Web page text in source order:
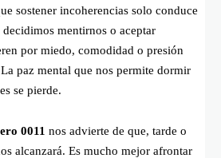
sostener incoherencias solo conduce
mentirnos o aceptar
por miedo, comodidad o presión
paz mental que nos permite dormir
se pierde.
0011 nos advierte de que, tarde o
alcanzará. Es mucho mejor afrontar